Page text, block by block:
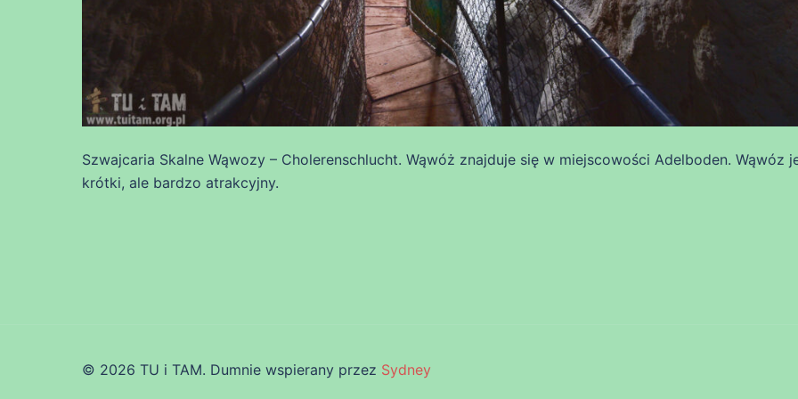
Szwajcaria Skalne Wąwozy – Cholerenschlucht. Wąwóż znajduje się w miejscowości Adelboden. Wąwóz
krótki, ale bardzo atrakcyjny.
© 2026 TU i TAM. Dumnie wspierany przez Sydney